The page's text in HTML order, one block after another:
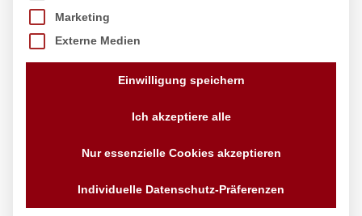
Marketing
Externe Medien
Einwilligung speichern
Ich akzeptiere alle
Nur essenzielle Cookies akzeptieren
Individuelle Datenschutz-Präferenzen